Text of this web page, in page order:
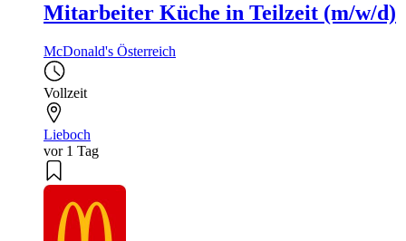
Mitarbeiter Küche in Teilzeit (m/w/d)
McDonald's Österreich
Vollzeit
Lieboch
vor 1 Tag